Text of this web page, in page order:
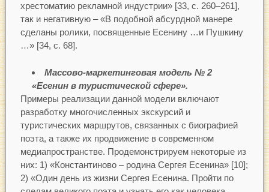
хрестоматию рекламной индустрии» [33, с. 260–261],
так и негативную – «В подобной абсурдной манере
сделаны ролики, посвященные Есенину …и Пушкину
…» [34, c. 68].
Массово-маркетинговая модель № 2
«Есенин в туристической сфере».
Примеры реализации данной модели включают
разработку многочисленных экскурсий и
туристических маршрутов, связанных с биографией
поэта, а также их продвижение в современном
медиапространстве. Продемонстрируем некоторые из
них: 1) «Константиново – родина Сергея Есенина» [10];
2) «Один день из жизни Сергея Есенина. Пройти по